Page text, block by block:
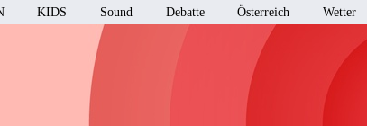
KIDS Sound Debatte Österreich Wetter